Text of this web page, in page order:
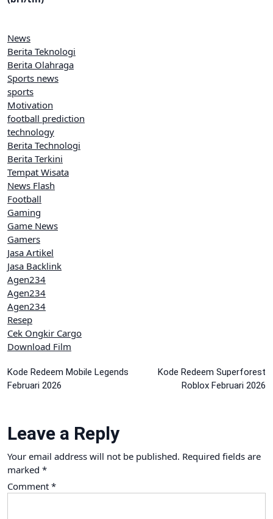
News
Berita Teknologi
Berita Olahraga
Sports news
sports
Motivation
football prediction
technology
Berita Technologi
Berita Terkini
Tempat Wisata
News Flash
Football
Gaming
Game News
Gamers
Jasa Artikel
Jasa Backlink
Agen234
Agen234
Agen234
Resep
Cek Ongkir Cargo
Download Film
Post
Kode Redeem Mobile Legends
Februari 2026
Kode Redeem Superforest
Roblox Februari 2026
Leave a Reply
Your email address will not be published. Required fields are
marked *
Comment *